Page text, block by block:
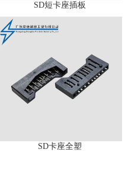
SD短卡座插板
SD卡座全塑